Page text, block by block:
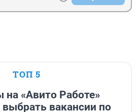
ТОП 5
на «Авито Работе»
выбрать вакансии по